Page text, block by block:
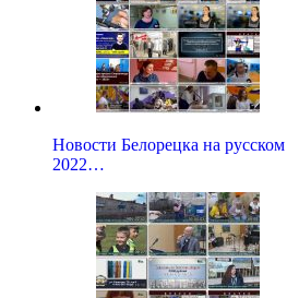
Новости Белорецка на
2022…